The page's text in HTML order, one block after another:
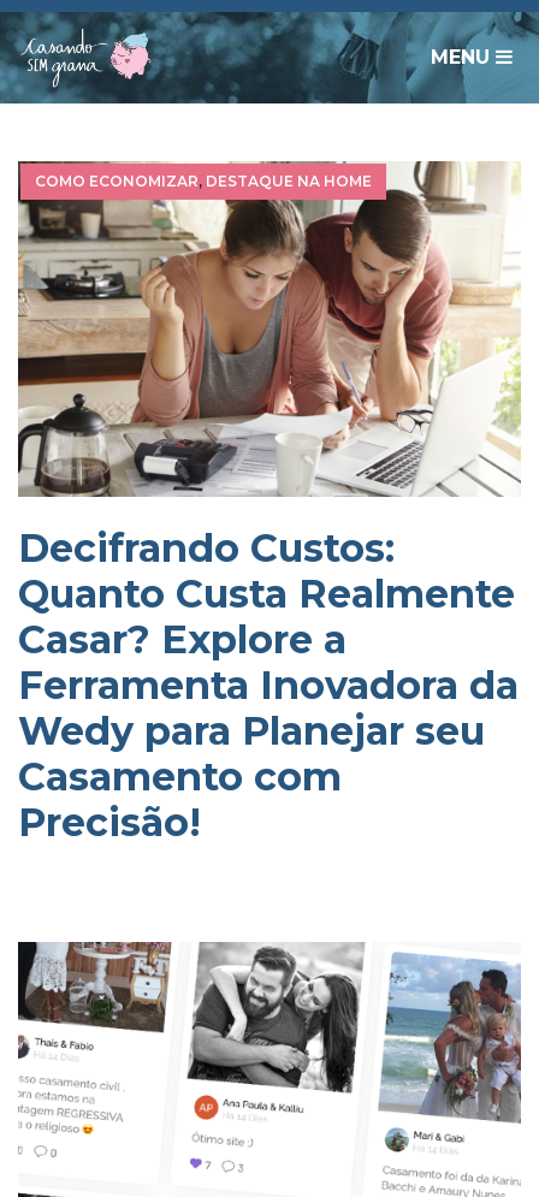
MENU
COMO ECONOMIZAR, DESTAQUE NA HOME
Decifrando Custos:
Quanto Custa Realmente
Casar? Explore a
Ferramenta Inovadora da
Wedy para Planejar seu
Casamento com
Precisão!